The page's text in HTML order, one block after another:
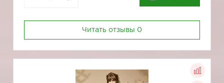
Читать отзывы 0